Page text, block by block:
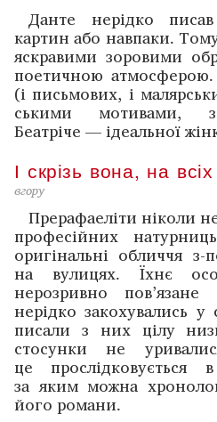
Данте нерідко
картин або навпаки.
яскравими зоровими
поетичною
(і письмових, і
ськими мотивами,
Беатріче — ідеальної
І скрізь вона, на
вгору
Прерафаеліти ніколи
професійних
оригінальні обличчя
на вулицях. Їхнє
нерозривно
нерідко зако­хувались
писали з них цілу
стосунки не
це прослідковується
за яким можна
його романи.